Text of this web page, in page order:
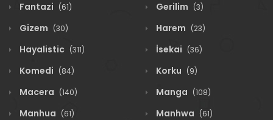
Fantazi (61) Gerilim (3)
Gizem (30) Harem (23)
Hayalistic (311) İsekai (36)
Komedi (84) Korku (9)
Macera (140) Manga (108)
Manhua (61) Manhwa (61)